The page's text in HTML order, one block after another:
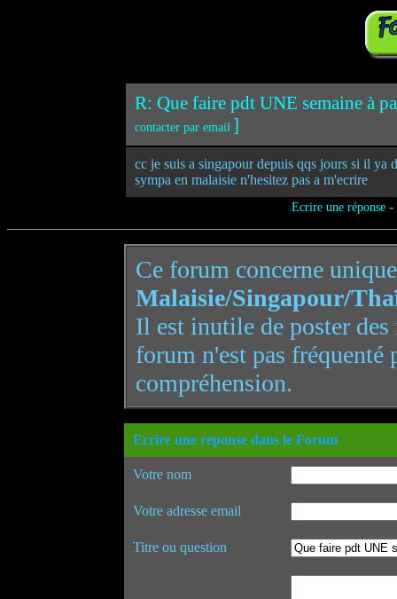
R: Que faire pdt UNE semaine à
contacter par email ]
cc je suis a singapour depuis qqs jours si il ya
sympa en malaisie n'hesitez pas a m'ecrire
Ecrire une réponse-
Ce forum concerne
Malaisie/Singapour/
Il est inutile de poster
forum n'est pas
compréhension.
Ecrire une réponse dans le Forum
Votre nom
Votre adresse email
Titre ou question